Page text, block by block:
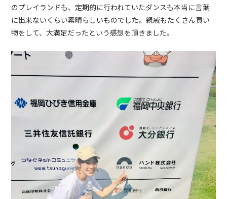
のプレイランドも、定期的に行われていたダンスも本当に言葉
に出来ないくらい素晴らしいものでした。親戚もたくさん買い
物をして、大満足だったという感想を頂きました。